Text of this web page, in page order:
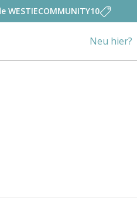
Neu hier?